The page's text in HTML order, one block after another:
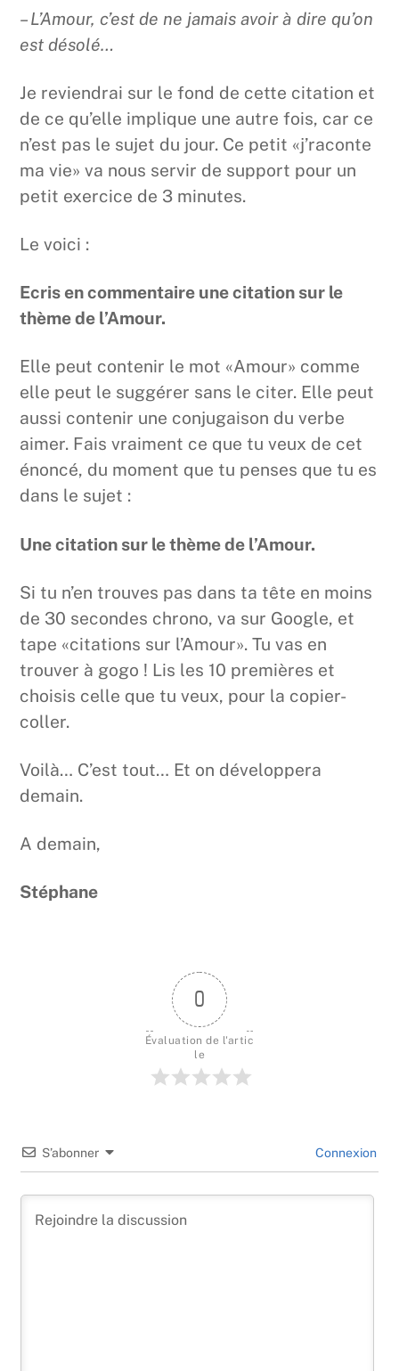
– L’Amour, c’est de ne jamais avoir à dire qu’on
est désolé…
Je reviendrai sur le fond de cette citation et
de ce qu’elle implique une autre fois, car ce
n’est pas le sujet du jour. Ce petit «j’raconte
ma vie» va nous servir de support pour un
petit exercice de 3 minutes.
Le voici :
Ecris en commentaire une citation sur le
thème de l’Amour.
Elle peut contenir le mot «Amour» comme
elle peut le suggérer sans le citer. Elle peut
aussi contenir une conjugaison du verbe
aimer. Fais vraiment ce que tu veux de cet
énoncé, du moment que tu penses que tu es
dans le sujet :
Une citation sur le thème de l’Amour.
Si tu n’en trouves pas dans ta tête en moins
de 30 secondes chrono, va sur Google, et
tape «citations sur l’Amour». Tu vas en
trouver à gogo ! Lis les 10 premières et
choisis celle que tu veux, pour la copier-
coller.
Voilà… C’est tout… Et on développera
demain.
A demain,
Stéphane
0
Évaluation de l'artic
le
S’abonner Connexion